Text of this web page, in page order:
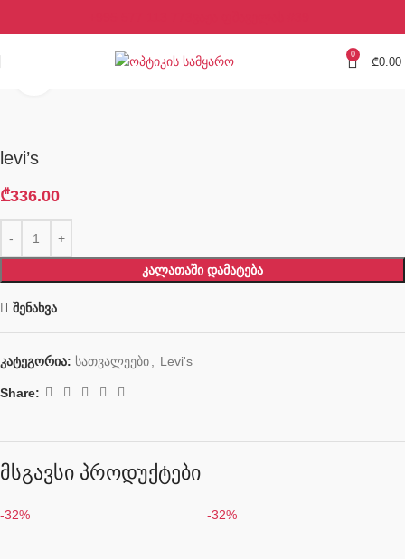
0
₾0.00
levi’s
₾336.00
ᲙᲐᲚᲐᲗᲐᲨᲘ ᲓᲐᲛᲐᲢᲔᲑᲐ
შენახვა
კატეგორია: სათვალეები, Levi's
Share:
მსგავსი პროდუქტები
-32% -32%